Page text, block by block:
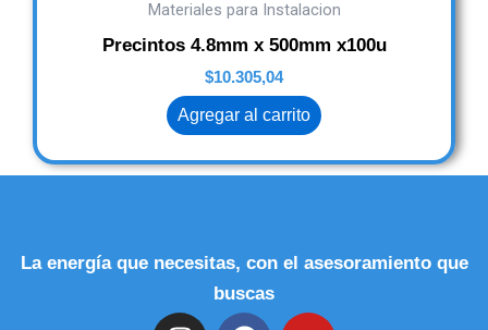
Materiales para Instalacion
Precintos 4.8mm x 500mm x100u
$10.305,04
Agregar al carrito
La energía que necesitas, con el asesoramiento que
buscas